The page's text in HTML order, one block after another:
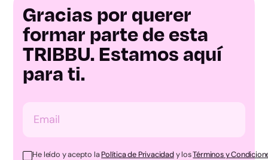
Gracias por querer
formar parte de esta
TRIBBU. Estamos aquí
para ti.
He leído y acepto laPolítica de Privacidady losTérminos y